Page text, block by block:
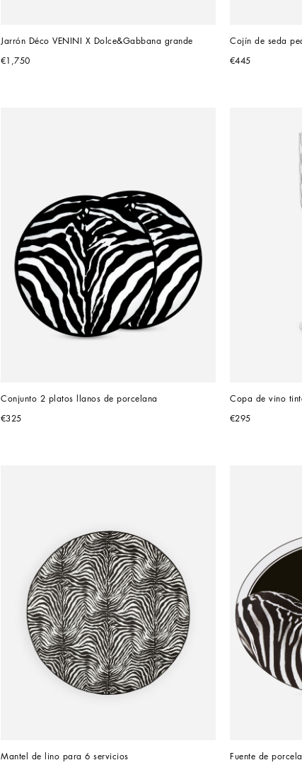
Jarrón Déco VENINI X Dolce&Gabbana grande
€1,750
Cojín de seda
€445
Conjunto 2 platos llanos de porcelana
€325
Copa de vino
€295
Mantel de lino para 6 servicios Fuente de